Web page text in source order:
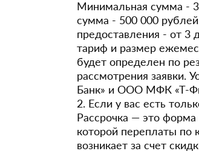
Минимальная сумма -
сумма - 500 000
предоставления - от 3
тариф и размер
будет определен по
рассмотрения заявки.
Банк» и ООО МФК «Т-
2. Если у вас есть
Рассрочка — это форма
которой переплаты по
возникает за счет